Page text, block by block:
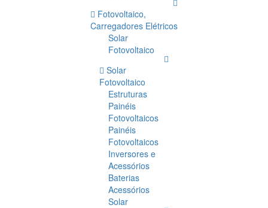
Fotovoltaico,
Carregadores Elétricos
Solar
Fotovoltaico
Solar
Fotovoltaico
Estruturas
Painéis
Fotovoltaicos
Painéis
Fotovoltaicos
Inversores e
Acessórios
Baterias
Acessórios
Solar